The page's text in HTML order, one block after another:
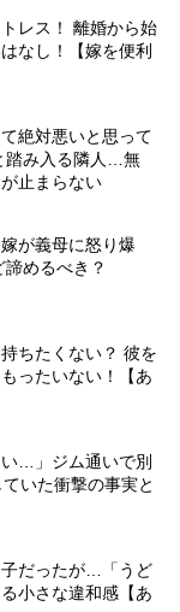
レス！ 離婚から始
なし！【嫁を便利
絶対悪いと思って
踏み入る隣人…無
止まらない
が義母に怒り爆
めるべき？
ちたくない？ 彼を
ったいない！【あ
い…」ジム通いで別
いた衝撃の事実と
だったが…「うど
小さな違和感【あ